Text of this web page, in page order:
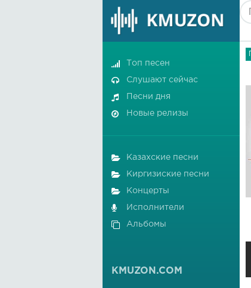
Топ песен
Слушают сейчас
Песни дня
Новые релизы
Казахские песни
Киргизиские песни
Концерты
Исполнители
Альбомы
KMUZON.COM